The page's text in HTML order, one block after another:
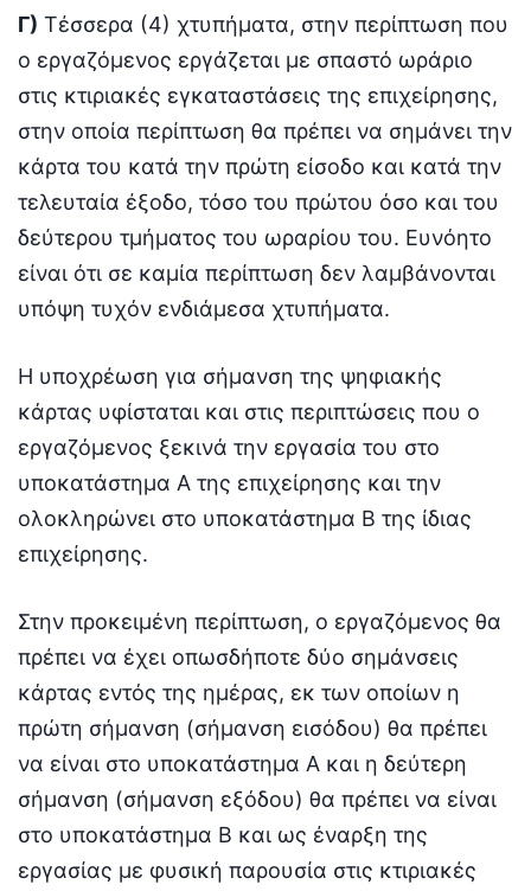
Γ) Τέσσερα (4) χτυπήματα, στην περίπτωση που
ο εργαζόμενος εργάζεται με σπαστό ωράριο
στις κτιριακές εγκαταστάσεις της επιχείρησης,
στην οποία περίπτωση θα πρέπει να σημάνει την
κάρτα του κατά την πρώτη είσοδο και κατά την
τελευταία έξοδο, τόσο του πρώτου όσο και του
δεύτερου τμήματος του ωραρίου του. Ευνόητο
είναι ότι σε καμία περίπτωση δεν λαμβάνονται
υπόψη τυχόν ενδιάμεσα χτυπήματα.
Η υποχρέωση για σήμανση της ψηφιακής
κάρτας υφίσταται και στις περιπτώσεις που ο
εργαζόμενος ξεκινά την εργασία του στο
υποκατάστημα Α της επιχείρησης και την
ολοκληρώνει στο υποκατάστημα Β της ίδιας
επιχείρησης.
Στην προκειμένη περίπτωση, ο εργαζόμενος θα
πρέπει να έχει οπωσδήποτε δύο σημάνσεις
κάρτας εντός της ημέρας, εκ των οποίων η
πρώτη σήμανση (σήμανση εισόδου) θα πρέπει
να είναι στο υποκατάστημα Α και η δεύτερη
σήμανση (σήμανση εξόδου) θα πρέπει να είναι
στο υποκατάστημα Β και ως έναρξη της
εργασίας με φυσική παρουσία στις κτιριακές